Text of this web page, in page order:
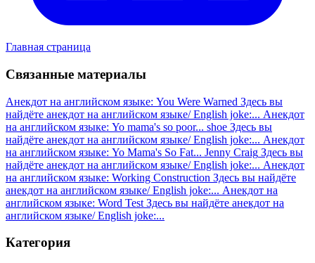
Главная страница
Связанные материалы
Анекдот на английском языке: You Were Warned Здесь вы
найдёте анекдот на английском языке/ English joke:... Анекдот
на английском языке: Yo mama's so poor... shoe Здесь вы
найдёте анекдот на английском языке/ English joke:... Анекдот
на английском языке: Yo Mama's So Fat... Jenny Craig Здесь вы
найдёте анекдот на английском языке/ English joke:... Анекдот
на английском языке: Working Construction Здесь вы найдёте
анекдот на английском языке/ English joke:... Анекдот на
английском языке: Word Test Здесь вы найдёте анекдот на
английском языке/ English joke:...
Категория